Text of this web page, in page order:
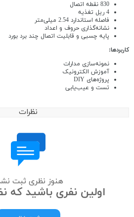
830 نقطه اتصال
4 ریل تغذیه
فاصله استاندارد 2.54 میلی‌متر
نشانه‌گذاری حروف و اعداد
پایه چسبی و قابلیت اتصال چند برد بورد
کاربردها:
نمونه‌سازی مدارات
آموزش الکترونیک
پروژه‌های DIY
تست و عیب‌یابی
نظرات
هنوز نظری ثبت
اولین نفری باشید که